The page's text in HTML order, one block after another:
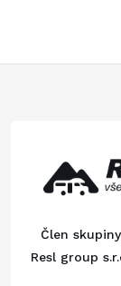
Člen skupiny
Resl group